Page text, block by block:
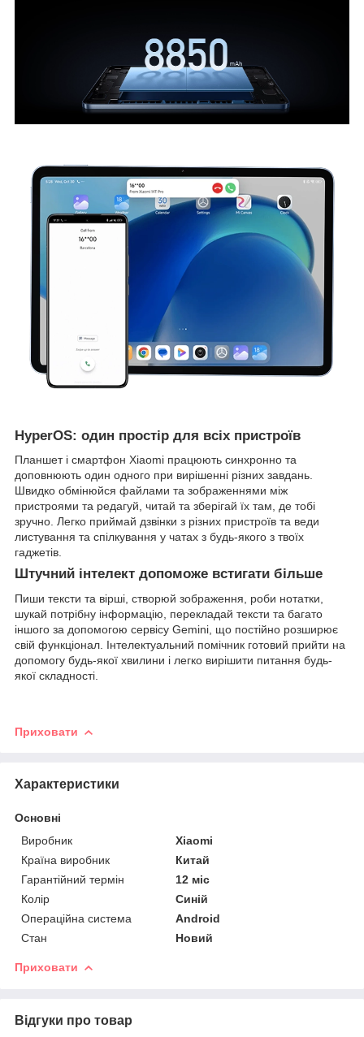
HyperOS: один простір для всіх пристроїв
Планшет і смартфон Xiaomi працюють синхронно та
доповнюють один одного при вирішенні різних завдань.
Швидко обмінюйся файлами та зображеннями між
пристроями та редагуй, читай та зберігай їх там, де тобі
зручно. Легко приймай дзвінки з різних пристроїв та веди
листування та спілкування у чатах з будь-якого з твоїх
гаджетів.
Штучний інтелект допоможе встигати більше
Пиши тексти та вірші, створюй зображення, роби нотатки,
шукай потрібну інформацію, перекладай тексти та багато
іншого за допомогою сервісу Gemini, що постійно розширює
свій функціонал. Інтелектуальний помічник готовий прийти на
допомогу будь-якої хвилини і легко вирішити питання будь-
якої складності.
Приховати
Характеристики
Основні
Виробник
Xiaomi
Країна виробник
Китай
Гарантійний термін
12 міс
Колір
Синій
Операційна система
Android
Стан
Новий
Приховати
Відгуки про товар